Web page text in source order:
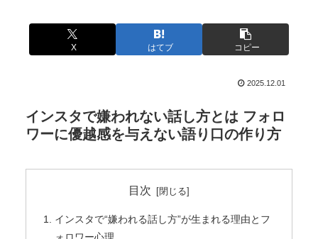
X はてブ コピー
2025.12.01
インスタで嫌われない話し方とは フォロ
ワーに優越感を与えない語り口の作り方
目次
インスタで“嫌われる話し方”が生まれる理由とフ
ォロワー心理